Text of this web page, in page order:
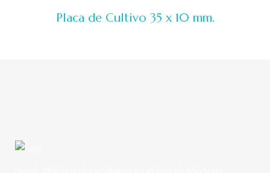
Placa de Cultivo 35 x 10 mm.